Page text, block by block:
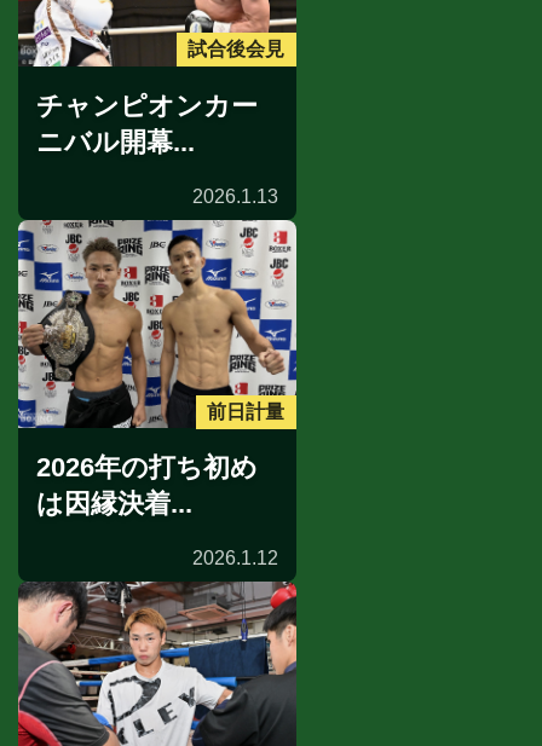
試合後会見
チャンピオンカー
ニバル開幕...
2026.1.13
前日計量
2026年の打ち初め
は因縁決着...
2026.1.12